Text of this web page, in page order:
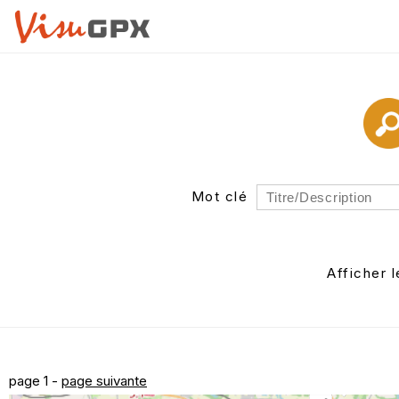
Mot clé
Auteur
Afficher
page 1 - page suivante